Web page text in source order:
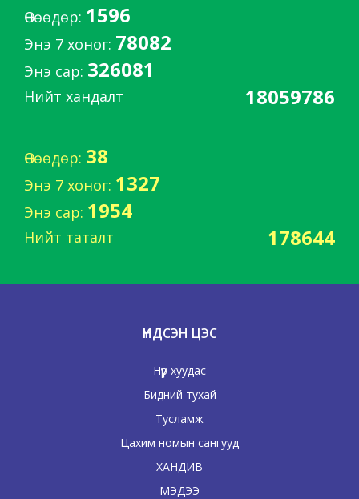
Өнөөдөр: 1596
Энэ 7 хоног: 78082
Энэ сар: 326081
Нийт хандалт 18059786
Өнөөдөр: 38
Энэ 7 хоног: 1327
Энэ сар: 1954
Нийт таталт 178644
ҮНДСЭН ЦЭС
Нүүр хуудас
Бидний тухай
Тусламж
Цахим номын сангууд
ХАНДИВ
МЭДЭЭ